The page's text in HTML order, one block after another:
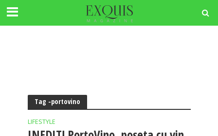
Tag -portovino
LIFESTYLE